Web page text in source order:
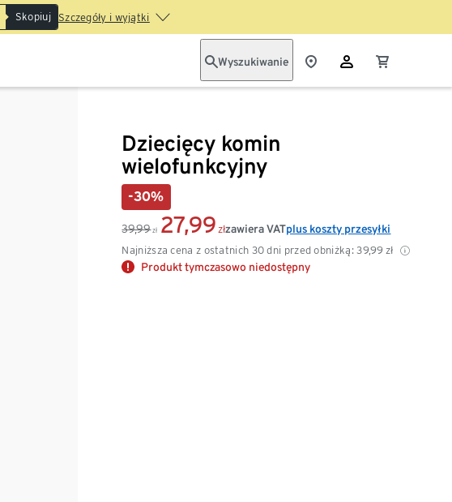
Skopiuj Szczegóły i wyjątki
Wyszukiwanie
Dziecięcy komin
wielofunkcyjny
-30%
39,99 zł 27,99 zł
Najniższa cena z ostatnich 30 dni przed obniżką: 39,99 zł
zawiera VATplus koszty przesyłki
Produkt tymczasowo niedostępny